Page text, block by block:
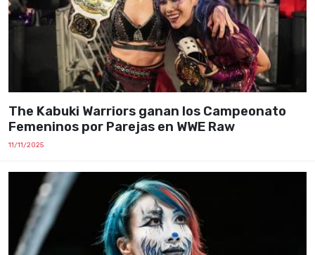
The Kabuki Warriors ganan los Campeonato
Femeninos por Parejas en WWE Raw
11/11/2025